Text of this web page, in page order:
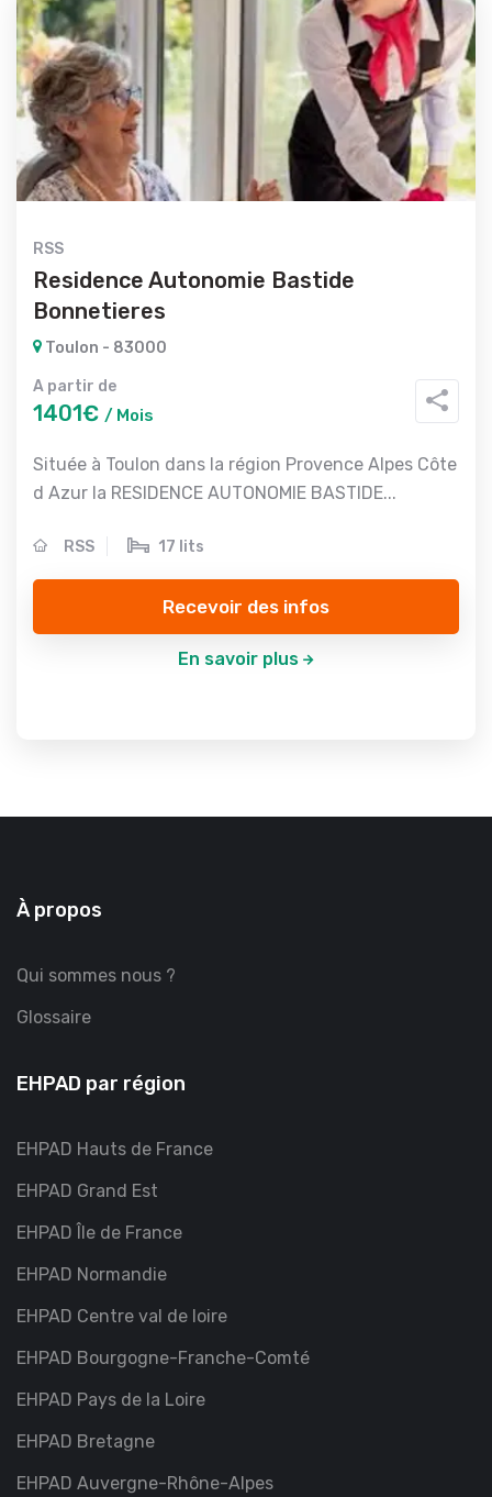
RSS
Residence Autonomie Bastide
Bonnetieres
Toulon - 83000
A partir de
1401€ / Mois
Située à Toulon dans la région Provence Alpes Côte
d Azur la RESIDENCE AUTONOMIE BASTIDE...
RSS 17 lits
Recevoir des infos
En savoir plus
À propos
Qui sommes nous ?
Glossaire
EHPAD par région
EHPAD Hauts de France
EHPAD Grand Est
EHPAD Île de France
EHPAD Normandie
EHPAD Centre val de loire
EHPAD Bourgogne-Franche-Comté
EHPAD Pays de la Loire
EHPAD Bretagne
EHPAD Auvergne-Rhône-Alpes